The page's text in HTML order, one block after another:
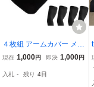
４枚組 アームカバー メン
ズ 【-5°凉爽触感】 uv手
汗速乾 滑り止め UPF50+
現在 1,000円 即決 1,000円
入札 - 残り 4日